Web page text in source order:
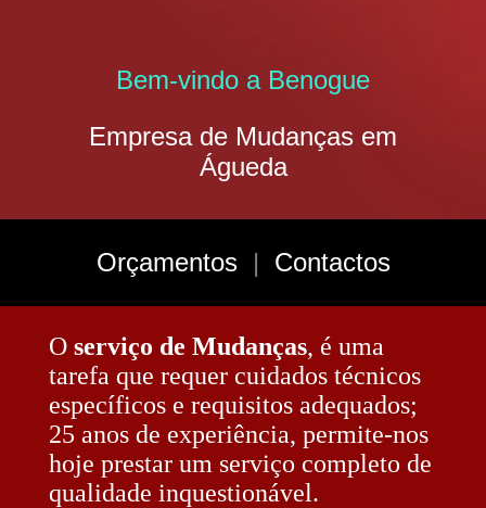
Bem-vindo a Benogue
Empresa de Mudanças em
Águeda
Orçamentos | Contactos
O serviço de Mudanças, é uma
tarefa que requer cuidados técnicos
específicos e requisitos adequados;
25 anos de experiência, permite-nos
hoje prestar um serviço completo de
qualidade inquestionável.